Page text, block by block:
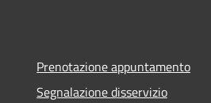
Prenotazione appuntamento
Segnalazione disservizio